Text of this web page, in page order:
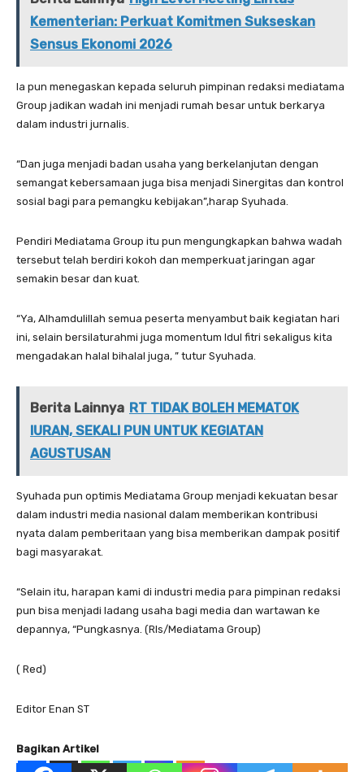
Kementerian: Perkuat Komitmen Sukseskan
Sensus Ekonomi 2026
Ia pun menegaskan kepada seluruh pimpinan redaksi mediatama
Group jadikan wadah ini menjadi rumah besar untuk berkarya
dalam industri jurnalis.
“Dan juga menjadi badan usaha yang berkelanjutan dengan
semangat kebersamaan juga bisa menjadi Sinergitas dan kontrol
sosial bagi para pemangku kebijakan”,harap Syuhada.
Pendiri Mediatama Group itu pun mengungkapkan bahwa wadah
tersebut telah berdiri kokoh dan memperkuat jaringan agar
semakin besar dan kuat.
“Ya, Alhamdulillah semua peserta menyambut baik kegiatan hari
ini, selain bersilaturahmi juga momentum Idul fitri sekaligus kita
mengadakan halal bihalal juga, ” tutur Syuhada.
Berita Lainnya RT TIDAK BOLEH MEMATOK
IURAN, SEKALI PUN UNTUK KEGIATAN
AGUSTUSAN
Syuhada pun optimis Mediatama Group menjadi kekuatan besar
dalam industri media nasional dalam memberikan kontribusi
nyata dalam pemberitaan yang bisa memberikan dampak positif
bagi masyarakat.
“Selain itu, harapan kami di industri media para pimpinan redaksi
pun bisa menjadi ladang usaha bagi media dan wartawan ke
depannya, “Pungkasnya. (Rls/Mediatama Group)
( Red)
Editor Enan ST
Bagikan Artikel